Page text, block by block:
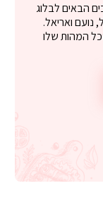
הבאים לבלוג
יובל, נועם ואריאל.
המהות שלו